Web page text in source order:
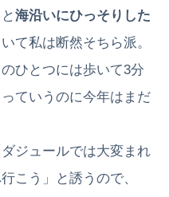
海沿いにひっそりした
て私は断然そちら派。
ひとつには歩いて3分
ていうのに今年はまだ
ジュールでは大変まれ
こう」と誘うので、